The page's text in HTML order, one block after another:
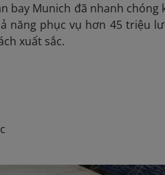
bay Munich đã nhanh chóng
năng phục vụ hơn 45 triệu
xuất sắc.